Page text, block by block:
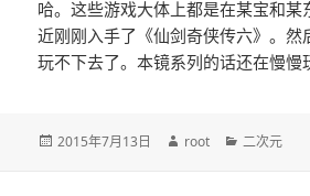
哈。这些游戏大体上都是在某宝和某
近刚刚入手了《仙剑奇侠传六》。然
玩不下去了。本镜系列的话还在慢慢
发
2015年7月13日
作
root
分
二次元